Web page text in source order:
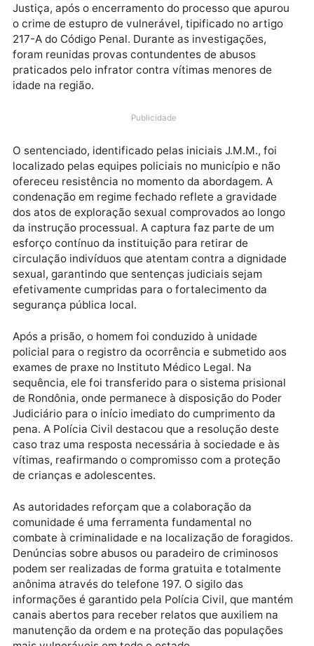
Delegacia de Costa Marques, efetuou nesta
feira (6) a prisão de um homem condenado a mais de
20 anos de reclusão. A ação ocorreu em
a um mandado de prisão definitiva expedido pela
Justiça, após o encerramento do processo que
o crime de estupro de vulnerável, tipificado no artigo
217-A do Código Penal. Durante as investigações,
praticados pelo infrator contra vítimas menores de
idade na região.
Publicidade
O sentenciado, identificado pelas iniciais J.M.M., foi
localizado pelas equipes policiais no município e não
ofereceu resistência no momento da abordagem. A
condenação em regime fechado reflete a gravidade
dos atos de exploração sexual comprovados ao
esforço contínuo da instituição para retirar de
circulação indivíduos que atentam contra a
sexual, garantindo que sentenças judiciais sejam
efetivamente cumpridas para o fortalecimento da
segurança pública local.
Após a prisão, o homem foi conduzido à unidade
policial para o registro da ocorrência e submetido
exames de praxe no Instituto Médico Legal. Na
de Rondônia, onde permanece à disposição do Poder
Judiciário para o início imediato do cumprimento da
pena. A Polícia Civil destacou que a resolução deste
caso traz uma resposta necessária à sociedade e às
vítimas, reafirmando o compromisso com a proteção
de crianças e adolescentes.
As autoridades reforçam que a colaboração da